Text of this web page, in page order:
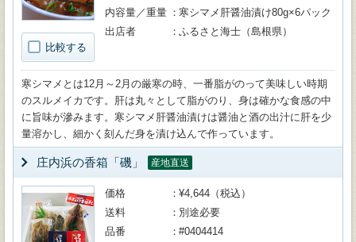
比較する
内容量／重量
寒シマメ肝醤油漬け80g×6パック
出店者
ふるさと海士（島根県）
寒シマメとは12月～2月の厳寒の時、一番脂がのって美味しい時期
のスルメイカです。肝は丸々として脂がのり、身は確かな食感の中
に旨味が滲みます。寒シマメ肝醤油漬けは醤油と酒の出汁に肝を少
量溶かし、細かく刻んだ身を漬け込んで作っています。
庄内浜の香箱「磯」 産地直送
価格
¥4,644（税込）
送料
別途必要
品番
#0404414